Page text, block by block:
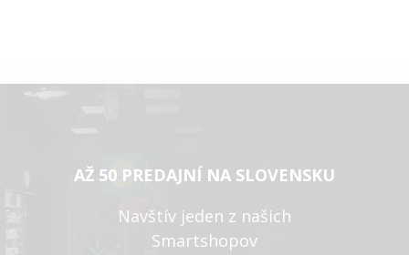
AŽ 50 PREDAJNÍ NA SLOVENSKU
Navštív jeden z našich
Smartshopov